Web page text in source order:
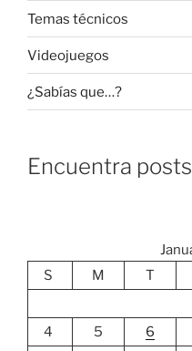
Temas técnicos
Videojuegos
¿Sabías que…?
Encuentra
S
M T
4
5 6